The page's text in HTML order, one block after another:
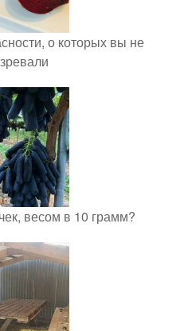
о которых вы не
весом в 10 грамм?